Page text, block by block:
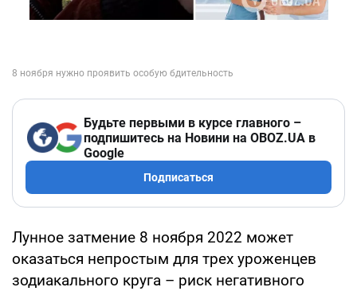
Будьте первыми в курсе главного –
подпишитесь на Новини на OBOZ.UA в
Google
Подписаться
Лунное затмение 8 ноября 2022 может
оказаться непростым для трех уроженцев
зодиакального круга – риск негативного